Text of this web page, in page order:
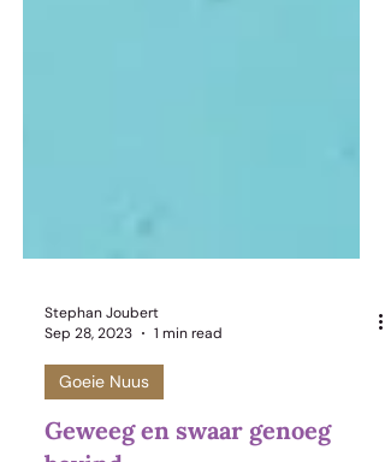
Stephan Joubert
Sep 28, 2023
1 min read